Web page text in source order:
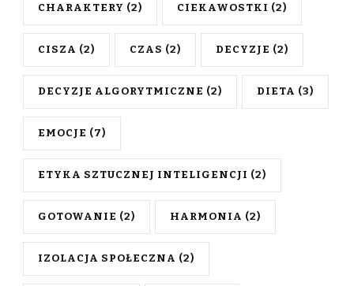
CHARAKTERY (2) CIEKAWOSTKI (2)
CISZA (2) CZAS (2) DECYZJE (2)
DECYZJE ALGORYTMICZNE (2) DIETA (3)
EMOCJE (7)
ETYKA SZTUCZNEJ INTELIGENCJI (2)
GOTOWANIE (2) HARMONIA (2)
IZOLACJA SPOŁECZNA (2)